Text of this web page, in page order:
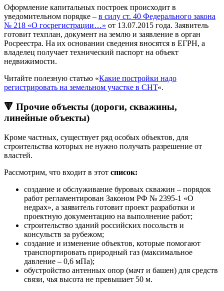
Оформление капитальных построек происходит в
уведомительном порядке – в силу ст. 40 Федерального закона
№ 218 «О госрегистрации…» от 13.07.2015 года. Заявитель
готовит техплан, документ на землю и заявление в орган
Росреестра. На их основании сведения вносятся в ЕГРН, а
владелец получает технический паспорт на объект
недвижимости.
Читайте полезную статью «Какие постройки надо
регистрировать на земельном участке в СНТ«.
🔻 Прочие объекты (дороги, скважины,
линейные объекты)
Кроме частных, существует ряд особых объектов, для
строительства которых не нужно получать разрешение от
властей.
Рассмотрим, что входит в этот список:
создание и обслуживание буровых скважин – порядок
работ регламентирован Законом РФ № 2395-1 «О
недрах», а заявитель готовит проект разработки и
проектную документацию на выполнение работ;
строительство зданий российских посольств и
консульств за рубежом;
создание и изменение объектов, которые помогают
транспортировать природный газ (максимальное
давление – 0,6 мПа);
обустройство антенных опор (мачт и башен) для средств
связи, чья высота не превышает 50 м.